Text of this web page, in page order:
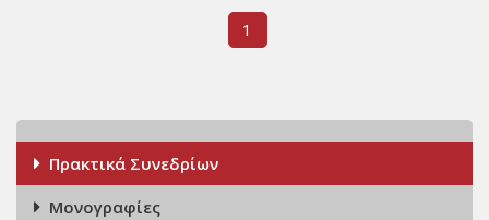
1
Πρακτικά Συνεδρίων
Μονογραφίες